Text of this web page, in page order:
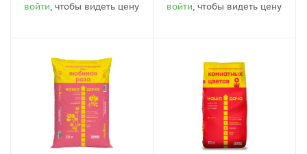
войти, чтобы видеть цену
войти, чтобы видеть цену